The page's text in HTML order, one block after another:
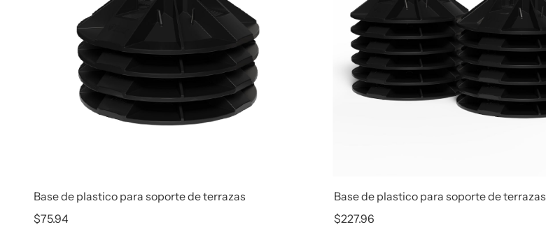
Base de plastico para soporte de terrazas
Precio regular
$75.94
Base de plastico para soporte de terrazas
Precio regular
$227.96